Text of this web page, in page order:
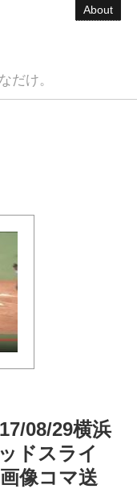
About
だけ。
08/29横浜
ドスライ
像コマ送